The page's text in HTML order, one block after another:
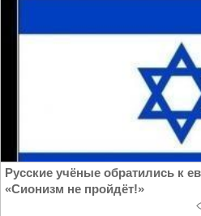
Русские учёные обратились к
«Сионизм не пройдёт!»